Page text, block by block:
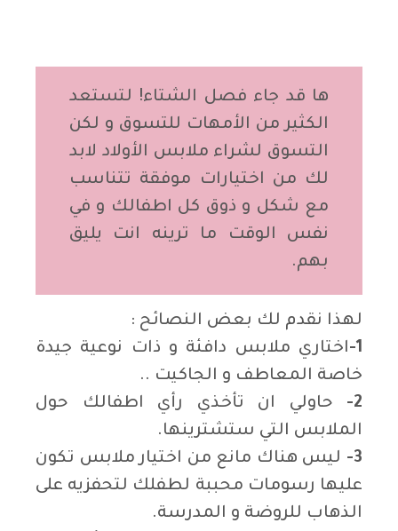
ها قد جاء فصل الشتاء! لتستعد
الكثير من الأمهات للتسوق و لكن
التسوق لشراء ملابس الأولاد لابد
لك من اختيارات موفقة تتناسب
مع شكل و ذوق كل اطفالك و في
نفس الوقت ما ترينه انت يليق
بهم.
لهذا نقدم لك بعض النصائح :
1- اختاري ملابس دافئة و ذات نوعية جيدة
خاصة المعاطف و الجاكيت ..
2-
حاولي ان تأخذي رأي اطفالك حول
الملابس التي ستشترينها.
3-
ليس هناك مانع من اختيار ملابس تكون
عليها رسومات محببة لطفلك لتحفزيه على
الذهاب للروضة و المدرسة.